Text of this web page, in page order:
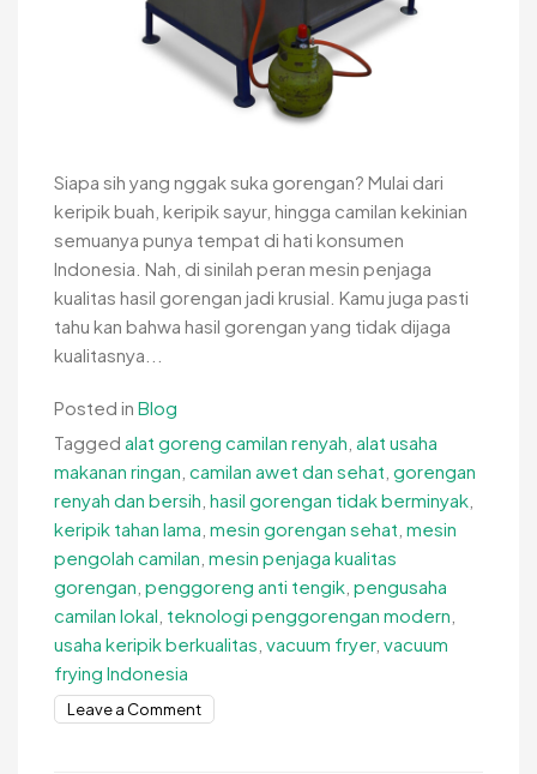
Siapa sih yang nggak suka gorengan? Mulai dari
keripik buah, keripik sayur, hingga camilan kekinian
semuanya punya tempat di hati konsumen
Indonesia. Nah, di sinilah peran mesin penjaga
kualitas hasil gorengan jadi krusial. Kamu juga pasti
tahu kan bahwa hasil gorengan yang tidak dijaga
kualitasnya...
Posted in Blog
Tagged alat goreng camilan renyah alat usaha
makanan ringan camilan awet dan sehat gorengan
renyah dan bersih hasil gorengan tidak berminyak
keripik tahan lama mesin gorengan sehat mesin
pengolah camilan mesin penjaga kualitas
gorengan penggoreng anti tengik pengusaha
camilan lokal teknologi penggorengan modern
usaha keripik berkualitas vacuum fryer, vacuum
frying Indonesia
Leave a Commenton